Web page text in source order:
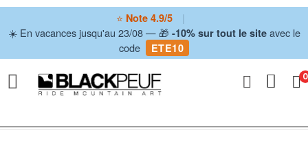
⭐ Note 4.9/5
|
☀️ En vacances jusqu'au 23/08 — 🎁 -10% sur tout le siteavec le
code
ETE10
0